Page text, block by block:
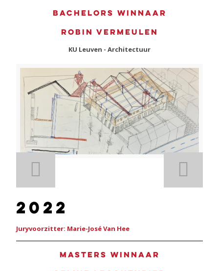
Bachelors winnaar
Robin Vermeulen
KU Leuven - Architectuur
2022
Juryvoorzitter: Marie-José Van Hee
Masters winnaar